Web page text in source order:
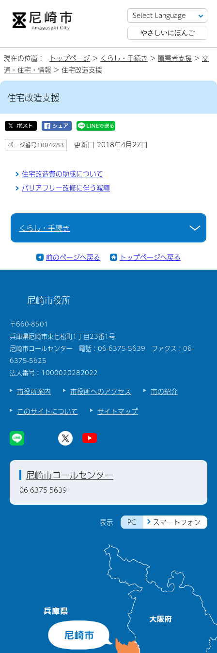
やさしいにほんご
現在の位置： トップページ > くらし・手続き > 障害者支援 > 交
通・住宅・情報 > 住宅改造支援
住宅改造支援
ページ番号1004283 更新日 2018年4月27日
住宅改造費の助成について
バリアフリー改修に伴う減額
くらし・手続き
前のページへ戻る トップページへ戻る
尼崎市役所
〒660-8501
兵庫県尼崎市東七松町1丁目23番1号
尼崎市コールセンター 電話：06-6375-5639 ファクス：06-
6375-5625
法人番号：1000020282022
市役所案内 市役所へのアクセス
市の紹介
このサイトについて
サイトマップ
表示 PC スマートフォン
尼崎市コールセンター
06-6375-5639